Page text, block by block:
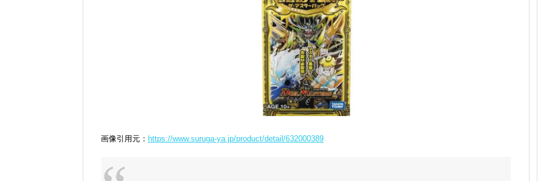
画像引用元： https://www.suruga-ya.jp/product/detail/632000389